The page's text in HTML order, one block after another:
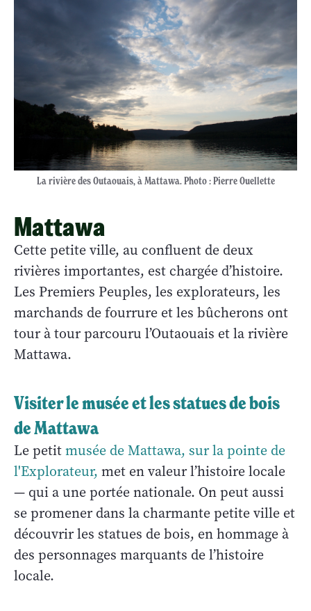
La rivière des Outaouais, à Mattawa. Photo : Pierre Ouellette
Mattawa
Cette petite ville, au confluent de deux
rivières importantes, est chargée d’histoire.
Les Premiers Peuples, les explorateurs, les
marchands de fourrure et les bûcherons ont
tour à tour parcouru l’Outaouais et la rivière
Mattawa.
Visiter le musée et les statues de bois
de Mattawa
Le petitmusée de Mattawa, sur la pointe de
l'Explorateur, met en valeur l’histoire locale
— qui a une portée nationale. On peut aussi
se promener dans la charmante petite ville et
découvrir les statues de bois, en hommage à
des personnages marquants de l’histoire
locale.